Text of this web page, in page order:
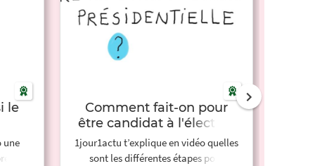
le
?
une
Comment fait-on pour
être candidat à l'élection
présidentielle ?
1jour1actu t’explique en vidéo quelles
sont les différentes étapes pour